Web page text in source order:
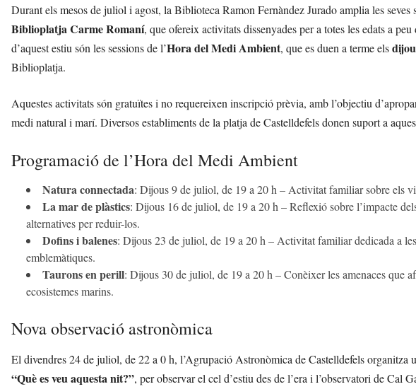
Durant els mesos de juliol i agost, la Biblioteca Ramon Fernàndez Jurado amplia les
Biblioplatja Carme Romaní, que ofereix activitats dissenyades per a totes les edats a
d’aquest estiu són les sessions de l’Hora del Medi Ambient, que es duen a terme els
Biblioplatja.
Aquestes activitats són gratuïtes i no requereixen inscripció prèvia, amb l’objectiu
medi natural i marí. Diversos establiments de la platja de Castelldefels donen suport a
Programació de l’Hora del Medi Ambient
Natura connectada: Dijous 9 de juliol, de 19 a 20 h – Activitat familiar sobre els
La mar de plàstics: Dijous 16 de juliol, de 19 a 20 h – Reflexió sobre l’impacte
alternatives per reduir-los.
Dofins i balenes: Dijous 23 de juliol, de 19 a 20 h – Activitat familiar dedicada a
emblemàtiques.
Taurons en perill: Dijous 30 de juliol, de 19 a 20 h – Conèixer les amenaces que
ecosistemes marins.
Nova observació astronòmica
El divendres 24 de juliol, de 22 a 0 h, l’Agrupació Astronòmica de Castelldefels organitza
“Què es veu aquesta nit?”, per observar el cel d’estiu des de l’era i l’observatori de Cal